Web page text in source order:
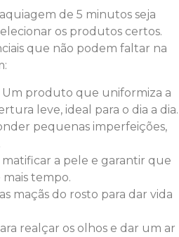
de 5 minutos seja
os produtos certos.
que não podem faltar na
Um produto que uniformiza a
leve, ideal para o dia a dia.
pequenas imperfeições,
matificar a pele e garantir que
tempo.
maçãs do rosto para dar vida
realçar os olhos e dar um ar